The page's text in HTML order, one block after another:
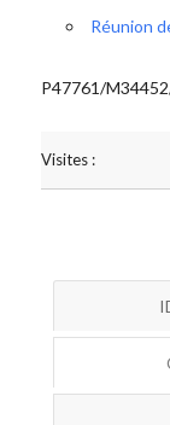
Réunion
P47761/
Visites :